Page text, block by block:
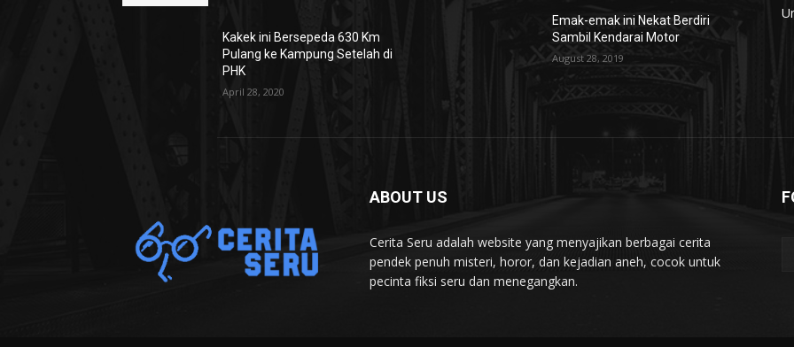
Kakek ini Bersepeda 630 Km
Pulang ke Kampung Setelah di
PHK
April 28, 2020
Emak-emak ini Nekat Berdiri
Sambil Kendarai Motor
August 28, 2019
ABOUT US
Cerita Seru adalah website yang menyajikan berbagai cerita
pendek penuh misteri, horor, dan kejadian aneh, cocok untuk
pecinta fiksi seru dan menegangkan.